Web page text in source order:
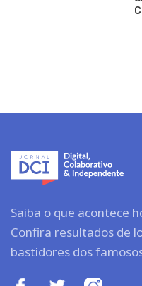
Saiba o que acontece
Confira resultados de
bastidores dos